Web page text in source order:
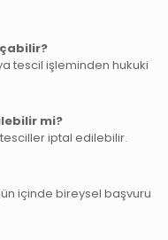
tescil işleminden hukuki
mi?
iptal edilebilir.
içinde bireysel başvuru